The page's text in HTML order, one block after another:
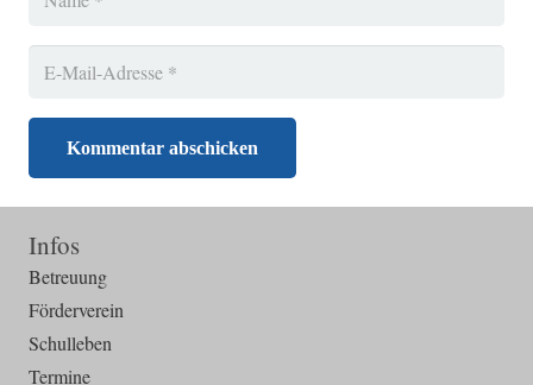
Kommentar abschicken
Infos
Betreuung
Förderverein
Schulleben
Termine